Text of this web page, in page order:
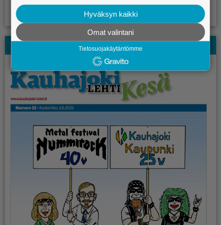
Kauhajoki-lehden Kesälehti
Hyväksyn kaikki
Omat valintani
Tietosuojakäytäntömme